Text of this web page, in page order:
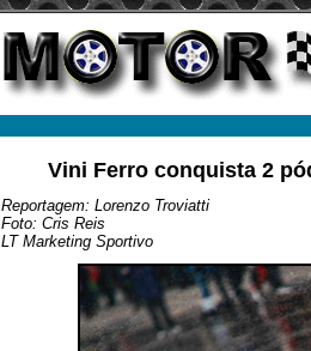
Vini Ferro conquista 2
Reportagem: Lorenzo Troviatti
Foto: Cris Reis
LT Marketing Sportivo